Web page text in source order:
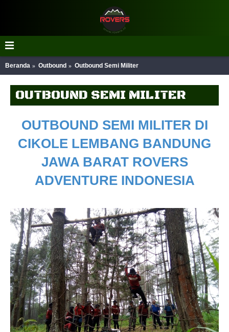
Beranda Outbound Outbound Semi Militer
OUTBOUND SEMI MILITER
OUTBOUND SEMI MILITER DI
CIKOLE LEMBANG BANDUNG
JAWA BARAT ROVERS
ADVENTURE INDONESIA